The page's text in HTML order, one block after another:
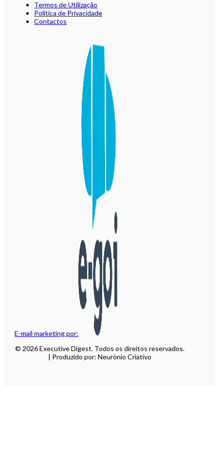
E-mail marketing por:
Termos de Utilização
Política de Privacidade
Contactos
© 2026 Executive Digest. Todos os direitos reservados.
| Produzido por: Neurónio Criativo